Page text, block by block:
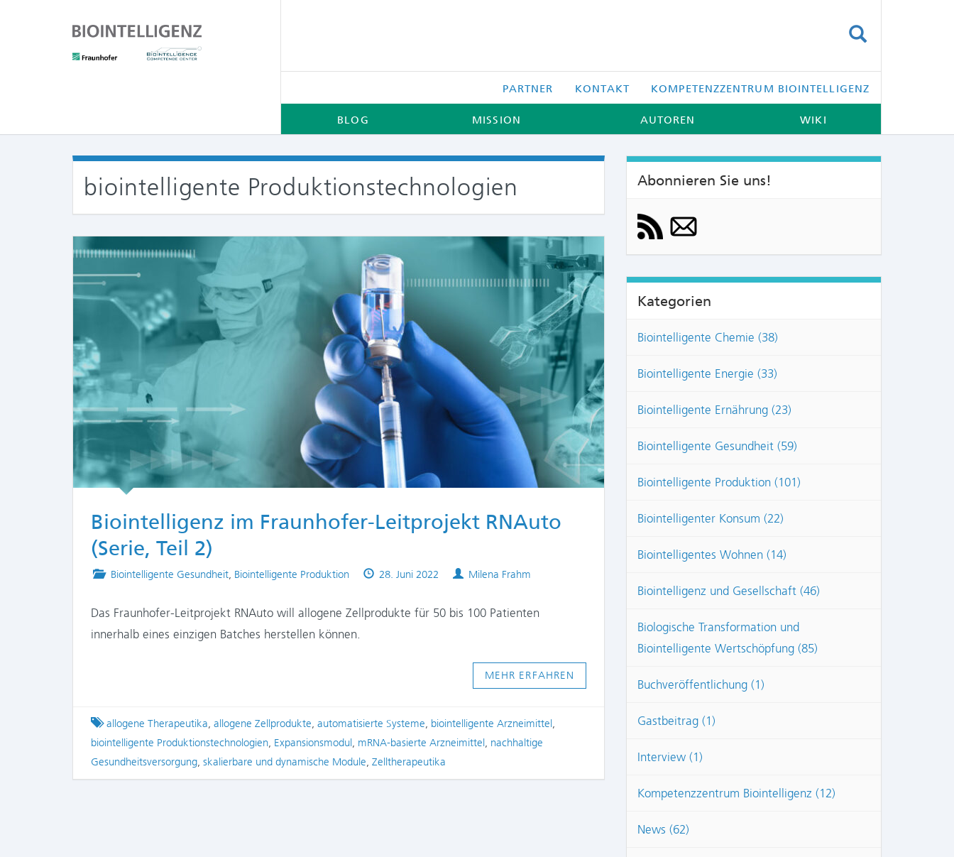
PARTNER KONTAKT KOMPETENZZENTRUM BIOINTELLIGENZ
BLOG MISSION AUTOREN WIKI
biointelligente Produktionstechnologien
COMMENTS:
Biointelligenz im Fraunhofer-Leitprojekt RNAuto
(Serie, Teil 2)
Posted
Biointelligente Gesundheit, Biointelligente Produktion
Published
28. Juni 2022 Authors
Milena Frahm
Das Fraunhofer-Leitprojekt RNAuto will allogene Zellprodukte für 50 bis 100 Patienten
innerhalb eines einzigen Batches herstellen können.
MEHR ERFAHREN
Tagged
allogene Therapeutika, allogene Zellprodukte, automatisierte Systeme, biointelligente Arzneimittel,
biointelligente Produktionstechnologien, Expansionsmodul, mRNA-basierte Arzneimittel, nachhaltige
Gesundheitsversorgung, skalierbare und dynamische Module, Zelltherapeutika
Abonnieren Sie uns!
Kategorien
Biointelligente Chemie (38)
Biointelligente Energie (33)
Biointelligente Ernährung (23)
Biointelligente Gesundheit (59)
Biointelligente Produktion (101)
Biointelligenter Konsum (22)
Biointelligentes Wohnen (14)
Biointelligenz und Gesellschaft (46)
Biologische Transformation und
Biointelligente Wertschöpfung (85)
Buchveröffentlichung (1)
Gastbeitrag (1)
Interview (1)
Kompetenzzentrum Biointelligenz (12)
News (62)